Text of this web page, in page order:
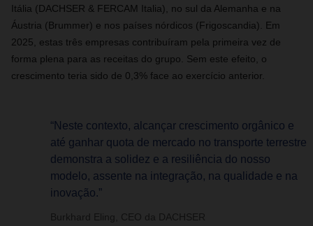
Itália (DACHSER & FERCAM Italia), no sul da Alemanha e na
Áustria (Brummer) e nos países nórdicos (Frigoscandia). Em
2025, estas três empresas contribuíram pela primeira vez de
forma plena para as receitas do grupo. Sem este efeito, o
crescimento teria sido de 0,3% face ao exercício anterior.
“Neste contexto, alcançar crescimento orgânico e
até ganhar quota de mercado no transporte terrestre
demonstra a solidez e a resiliência do nosso
modelo, assente na integração, na qualidade e na
inovação.”
Burkhard Eling, CEO da DACHSER